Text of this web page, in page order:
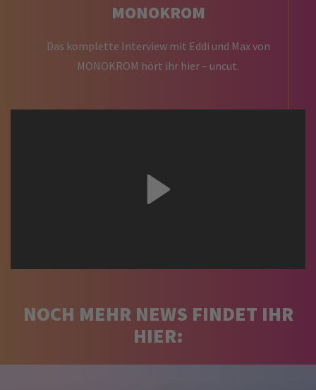
MONOKROM
Das komplette Interview mit Eddi und Max von
MONOKROM hört ihr hier – uncut.
NOCH MEHR NEWS FINDET IHR
HIER: